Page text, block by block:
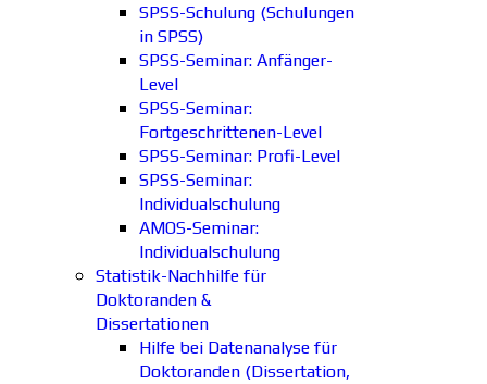
SPSS-Schulung (Schulungen
in SPSS)
SPSS-Seminar: Anfänger-
Level
SPSS-Seminar:
Fortgeschrittenen-Level
SPSS-Seminar: Profi-Level
SPSS-Seminar:
Individualschulung
AMOS-Seminar:
Individualschulung
Statistik-Nachhilfe für
Doktoranden &
Dissertationen
Hilfe bei Datenanalyse für
Doktoranden (Dissertation,